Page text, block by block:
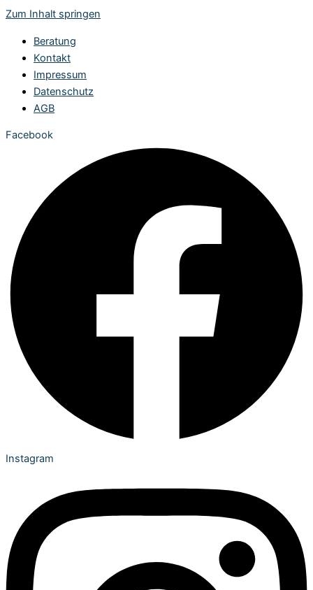
Zum Inhalt springen
Beratung
Kontakt
Impressum
Datenschutz
AGB
Facebook
Instagram